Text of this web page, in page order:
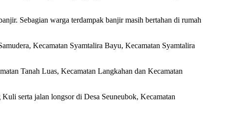
Sebagian warga terdampak banjir masih bertahan di rumah
Kecamatan Syamtalira Bayu, Kecamatan Syamtalira
Tanah Luas, Kecamatan Langkahan dan Kecamatan
serta jalan longsor di Desa Seuneubok, Kecamatan